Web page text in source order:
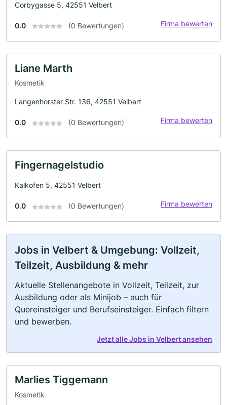
Corbygasse 5, 42551 Velbert
0.0 (0 Bewertungen) Firma bewerten
Liane Marth
Kosmetik
Langenhorster Str. 136, 42551 Velbert
0.0 (0 Bewertungen) Firma bewerten
Fingernagelstudio
Kalkofen 5, 42551 Velbert
0.0 (0 Bewertungen) Firma bewerten
Jobs in Velbert & Umgebung: Vollzeit,
Teilzeit, Ausbildung & mehr
Aktuelle Stellenangebote in Vollzeit, Teilzeit, zur
Ausbildung oder als Minijob – auch für
Quereinsteiger und Berufseinsteiger. Einfach filtern
und bewerben.
Jetzt alle Jobs in Velbert ansehen
Marlies Tiggemann
Kosmetik